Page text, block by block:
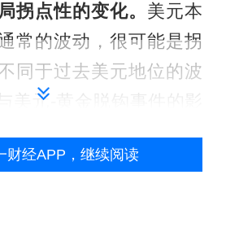
拐点性的变化。 美元本
常的波动，很可能是拐
同于过去美元地位的波
美元-黄金脱钩事件的影
财经APP，继续阅读